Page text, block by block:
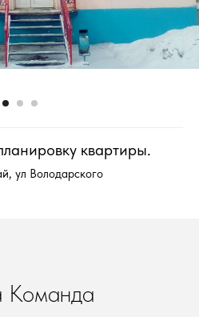
квартиры.
ул Володарского